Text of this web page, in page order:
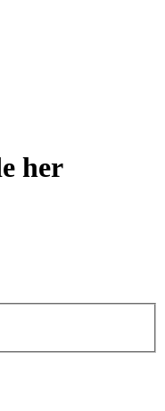
her